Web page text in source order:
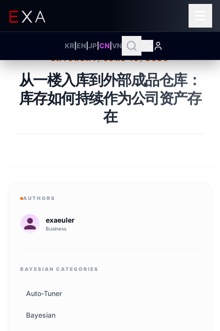
KR EN JP CN VN
Published on
SATURDAY, JUNE 13, 2026
从一楼入库到外部成品仓库：
库存如何持续作为公司资产存
在
AUTHORS
exaeuler
Business
BAYESIAN CATEGORIES
Auto-Tuner
Bayesian